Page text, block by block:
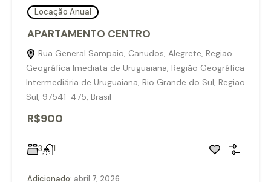
Locação Anual
APARTAMENTO CENTRO
Rua General Sampaio, Canudos, Alegrete, Região
Geográfica Imediata de Uruguaiana, Região Geográfica
Intermediária de Uruguaiana, Rio Grande do Sul, Região
Sul, 97541-475, Brasil
R$900
3 1
Adicionado: abril 7, 2026